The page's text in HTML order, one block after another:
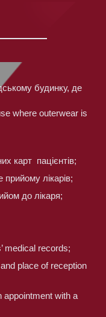
будинку, де
where outerwear is
карт  пацієнтів;
прийому лікарів;
до лікаря;
medical records;
place of reception
appointment with a